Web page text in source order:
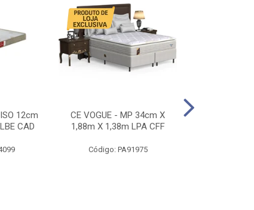
12cm
CAD
CE VOGUE - MP 34cm X
1,88m X 1,38m LPA CFF
Código: PA91975